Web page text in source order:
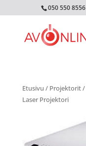
050 550 8556
Etusivu / Projektorit/
Laser Projektori